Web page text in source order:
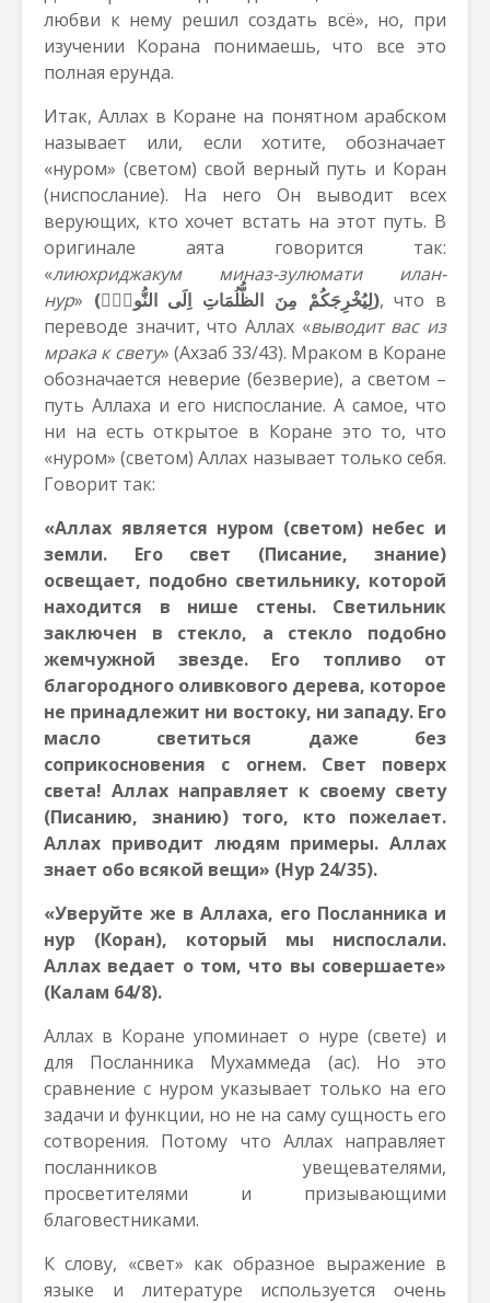
любви к нему решил создать всё», но, при
изучении Корана понимаешь, что все это
полная ерунда.
Итак, Аллах в Коране на понятном арабском
называет или, если хотите, обозначает
«нуром» (светом) свой верный путь и Коран
(ниспослание). На него Он выводит всех
верующих, кто хочет встать на этот путь. В
оригинале аята говорится так:
«лиюхриджакум миназ-зулюмати илан-
нур» (لِيُخْرِجَكُمْ مِنَ الظُّلُمَاتِ اِلَى النُّورِۜ), что в
переводе значит, что Аллах «выводит вас из
мрака к свету» (Ахзаб 33/43). Мраком в Коране
обозначается неверие (безверие), а светом –
путь Аллаха и его ниспослание. А самое, что
ни на есть открытое в Коране это то, что
«нуром» (светом) Аллах называет только себя.
Говорит так:
«Аллах является нуром (светом) небес и
земли. Его свет (Писание, знание)
освещает, подобно светильнику, которой
находится в нише стены. Светильник
заключен в стекло, а стекло подобно
жемчужной звезде. Его топливо от
благородного оливкового дерева, которое
не принадлежит ни востоку, ни западу. Его
масло светиться даже без
соприкосновения с огнем. Свет поверх
света! Аллах направляет к своему свету
(Писанию, знанию) того, кто пожелает.
Аллах приводит людям примеры. Аллах
знает обо всякой вещи» (Нур 24/35).
«Уверуйте же в Аллаха, его Посланника и
нур (Коран), который мы ниспослали.
Аллах ведает о том, что вы совершаете»
(Калам 64/8).
Аллах в Коране упоминает о нуре (свете) и
для Посланника Мухаммеда (ас). Но это
сравнение с нуром указывает только на его
задачи и функции, но не на саму сущность его
сотворения. Потому что Аллах направляет
посланников увещевателями,
просветителями и призывающими
благовестниками.
К слову, «свет» как образное выражение в
языке и литературе используется очень